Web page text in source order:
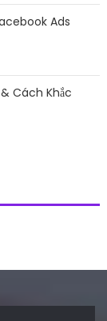
Ads
Cách Khắc